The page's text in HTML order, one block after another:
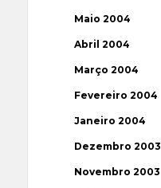
Maio 2004
Abril 2004
Março 2004
Fevereiro 2004
Janeiro 2004
Dezembro 2003
Novembro 2003